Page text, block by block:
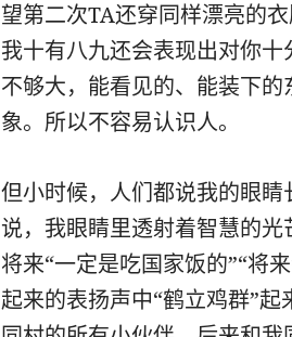
望第二次TA还穿同样漂亮的
我十有八九还会表现出对你
不够大，能看见的、能装下
象。所以不容易认识人。
但小时候，人们都说我的眼
说，我眼睛里透射着智慧的
将来“一定是吃国家饭的”“将
起来的表扬声中“鹤立鸡群”